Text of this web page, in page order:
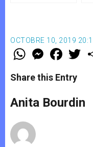
OCTOBRE 10, 2019
W
t
s
p
p
M
e
s
e
g
e
F
a
e
b
o
k
w
r
Share this Entry
Anita Bourdin